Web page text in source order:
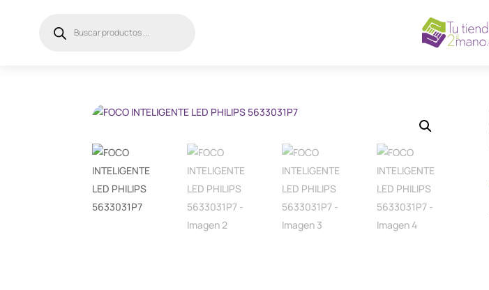
productos